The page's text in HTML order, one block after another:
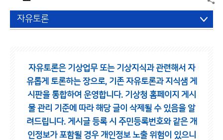
자유토론
자유토론은 기상업무 또는 기상지식과 관련해서 자
유롭게 토론하는 장으로, 기존 자유토론과 지식샘 게
시판을 통합하여 운영합니다. 기상청 홈페이지 게시
물 관리 기준에 따라 해당 글이 삭제될 수 있음을 알
려드립니다. 게시글 등록 시 주민등록번호와 같은 개
인정보가 포함될 경우 개인정보 노출 위험이 있으니